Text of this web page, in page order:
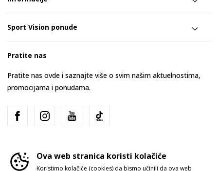
Sport Vision ponude
Pratite nas
Pratite nas ovde i saznajte više o svim našim aktuelnostima,
promocijama i ponudama.
Ova web stranica koristi kolačiće
Koristimo kolačiće (cookies) da bismo učinili da ova web